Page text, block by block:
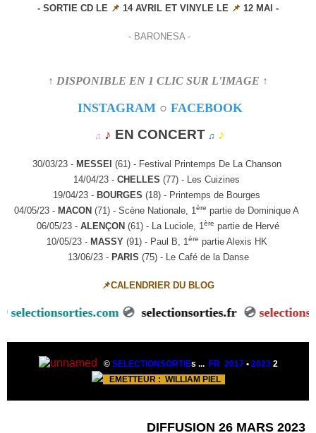
- SORTIE CD LE 📌 14 AVRIL ET VINYLE LE 📌 12 MAI -
- BARONESA -
↑ DISPONIBLE EN 1 CLIC SUR L'IMAGE ↑
INSTAGRAM○ FACEBOOK
♫ ♪ EN CONCERT ♫ ♪
30/03/23 - MESSEI (61) - Festival Printemps De La Chanson
14/04/23 - CHELLES (77) - Les Cuizines
19/04/23 - BOURGES (18) - Printemps de Bourges
04/05/23 - MACON (71) - Scène Nationale, 1ère partie de Dominique A
06/05/23 - ALENÇON (61) - La Luciole, 1ère partie de Hervé
10/05/23 - MASSY(91) - Paul B, 1ère partie Alexis HK
13/06/23 - PARIS (75) - Le Café de la Danse
📌CALENDRIER DU BLOG
💿 selectionsorties.fr💿
© SELECTIONSORTIEs ... FR 2017 • 2023 2
EMETTEUR : WILLIAM PIEL
DIFFUSION 26 MARS 2023